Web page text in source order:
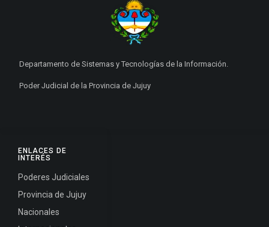
ENLACES DE
INTERÉS
Poderes Judiciales
Provincia de Jujuy
Nacionales
Departamento de Sistemas y Tecnologías de la Información.
Poder Judicial de la Provincia de Jujuy